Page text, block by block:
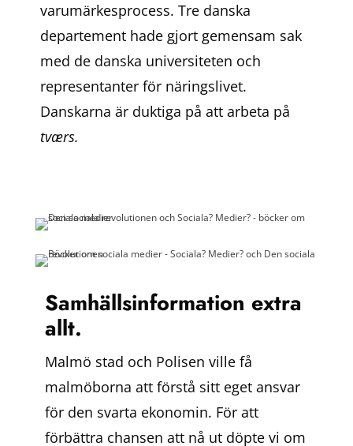
varumärkesprocess. Tre danska
departement hade gjort gemensam sak
med de danska universiteten och
representanter för näringslivet.
Danskarna är duktiga på att arbeta på
tværs.
Samhällsinformation extra
allt.
Malmö stad och Polisen ville få
malmöborna att förstå sitt eget ansvar
för den svarta ekonomin. För att
förbättra chansen att nå ut döpte vi om